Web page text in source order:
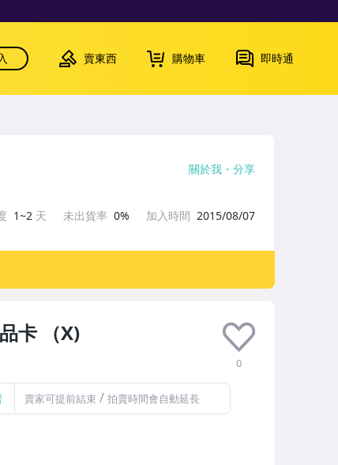
賣東西 購物車 即時通
卡 （X)
0
賣家可提前結束 / 拍賣時間會自動延長
關於我 分享
1~2 天 未出貨率 0% 加入時間 2015/08/07